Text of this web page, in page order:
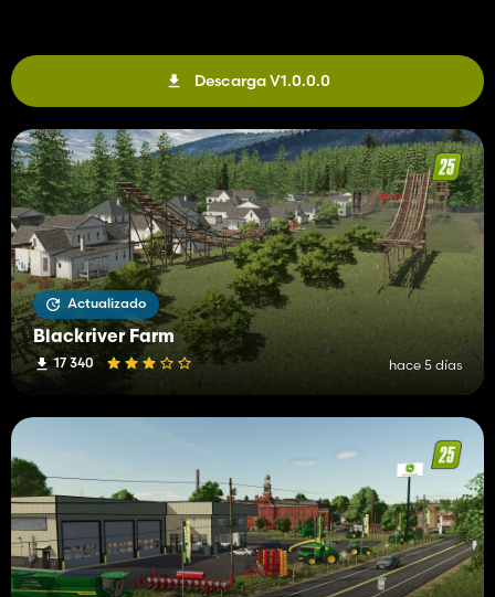
Descarga V1.0.0.0
Actualizado
Blackriver Farm
17 340 hace 5 días